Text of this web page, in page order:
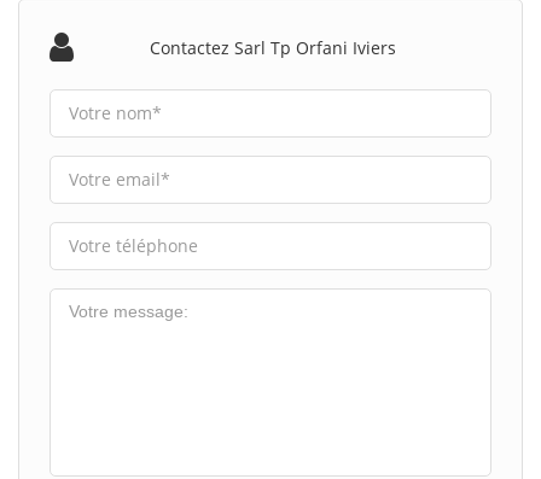
Contactez Sarl Tp Orfani Iviers